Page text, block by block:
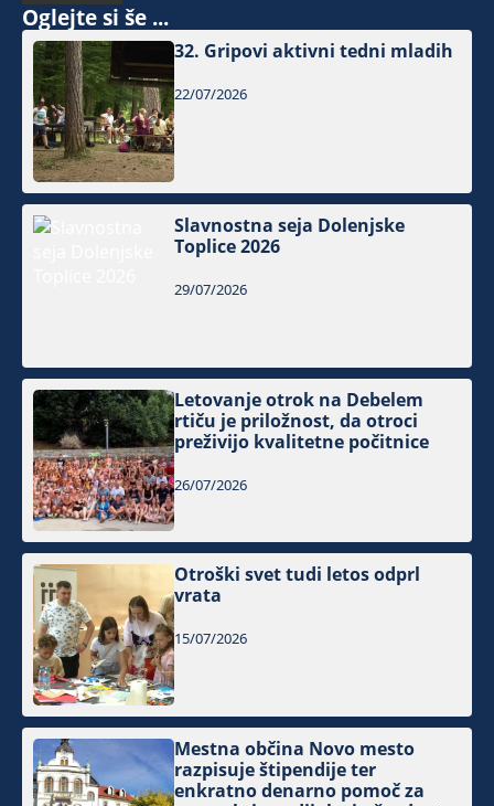
Oglejte si še ...
32. Gripovi aktivni tedni mladih
22/07/2026
Slavnostna seja Dolenjske
Toplice 2026
29/07/2026
Letovanje otrok na Debelem
rtiču je priložnost, da otroci
preživijo kvalitetne počitnice
26/07/2026
Otroški svet tudi letos odprl
vrata
15/07/2026
Mestna občina Novo mesto
razpisuje štipendije ter
enkratno denarno pomoč za